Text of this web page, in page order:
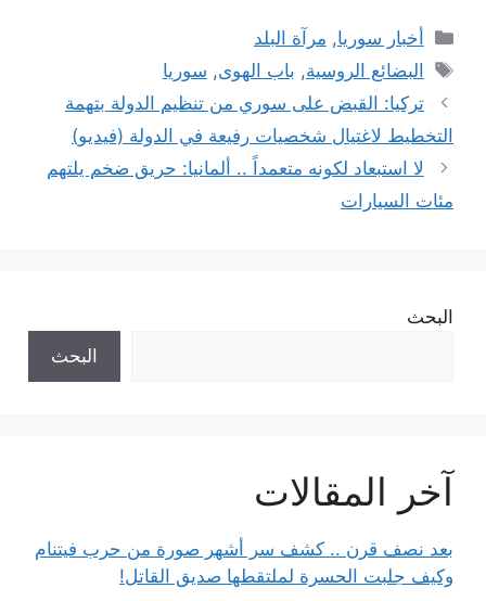
التصنيفات
أخبار سوريا, مرآة البلد
الوسوم
البضائع الروسية, باب الهوى, سوريا
تركيا: القبض على سوري من تنظيم الدولة بتهمة
التخطيط لاغتيال شخصيات رفيعة في الدولة (فيديو)
لا استبعاد لكونه متعمداً .. ألمانيا: حريق ضخم يلتهم
مئات السيارات
البحث
البحث
آخر المقالات
بعد نصف قرن .. كشف سر أشهر صورة من حرب فيتنام
وكيف جلبت الحسرة لملتقطها صديق القاتل!